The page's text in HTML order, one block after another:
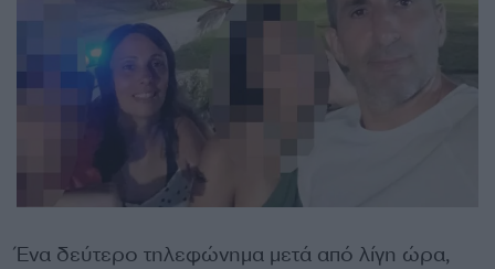
Ένα δεύτερο τηλεφώνημα μετά από λίγη ώρα,